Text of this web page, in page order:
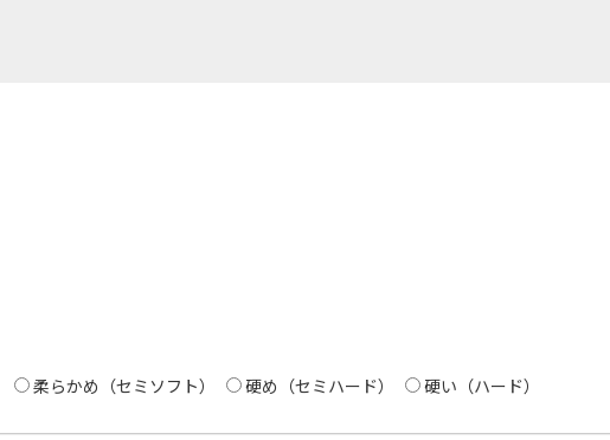
柔らかめ（セミソフト） 硬め（セミハード） 硬い（ハード）